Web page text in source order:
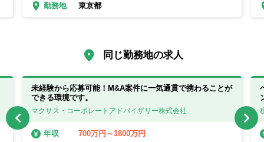
勤務地
東京都
同じ勤務地の求人
未経験から応募可能！M&A案件に一気通貫で携わることが
できる環境です。
マクサス・コーポレートアドバイザリー株式会社
年収
700万円～1800万円